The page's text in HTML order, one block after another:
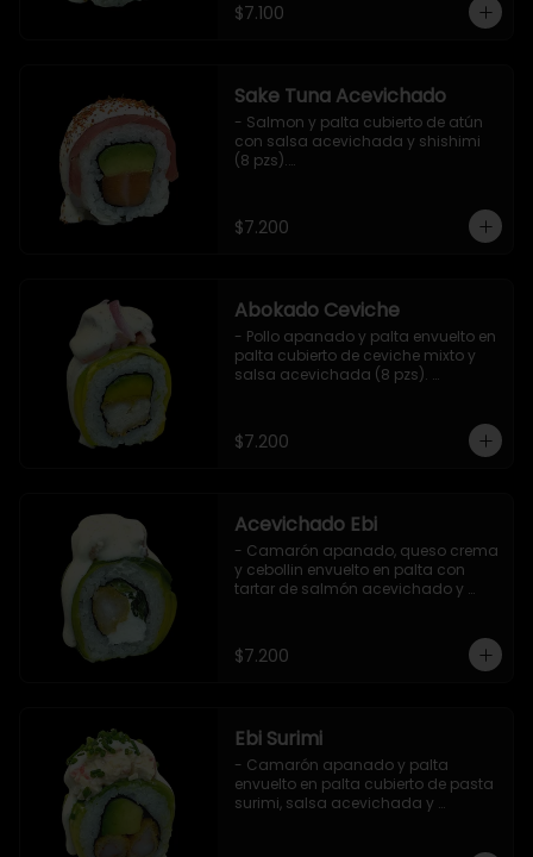
$7.100
Sake Tuna Acevichado
- Salmon y palta cubierto de atún
con salsa acevichada y shishimi
(8 pzs).
$7.200
Abokado Ceviche
- Pollo apanado y palta envuelto en
palta cubierto de ceviche mixto y
salsa acevichada (8 pzs).
$7.200
Acevichado Ebi
- Camarón apanado, queso crema
y cebollin envuelto en palta con
tartar de salmón acevichado y
$7.200
Ebi Surimi
- Camarón apanado y palta
envuelto en palta cubierto de pasta
surimi, salsa acevichada y